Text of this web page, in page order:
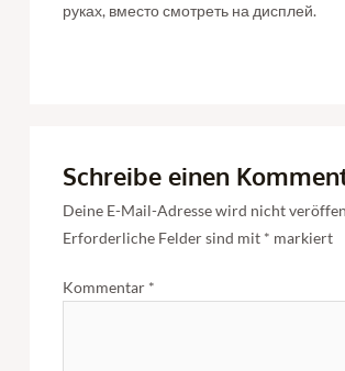
руках, вместо смотреть на дисплей.
Schreibe einen
Deine E-Mail-Adresse wird nicht
Erforderliche Felder sind mit * markiert
Kommentar *